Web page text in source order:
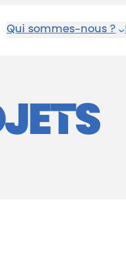
Qui sommes-nous ?